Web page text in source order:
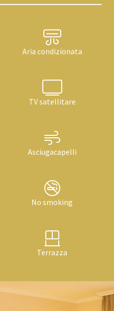
Aria condizionata
TV satellitare
Asciugacapelli
No smoking
Terrazza